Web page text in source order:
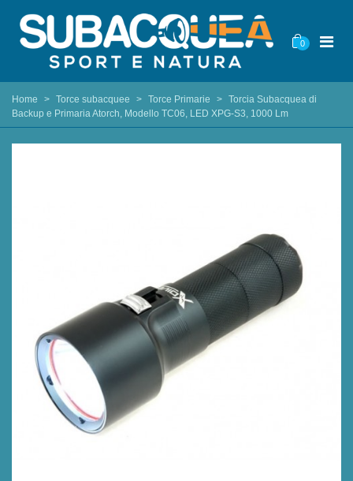
0
Home > Torce subacquee > Torce Primarie > Torcia Subacquea di
Backup e Primaria Atorch, Modello TC06, LED XPG-S3, 1000 Lm